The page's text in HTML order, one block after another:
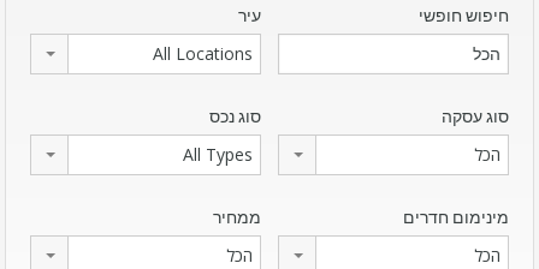
חיפוש חופשי עיר
All Locations
סוג עסקה
הכל
סוג נכס
All Types
מינימום חדרים
הכל
ממחיר
הכל